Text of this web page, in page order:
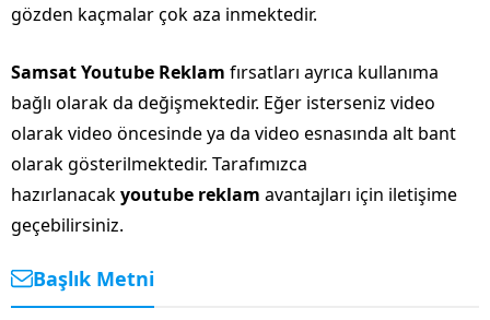
gözden kaçmalar çok aza inmektedir.
Samsat Youtube Reklam fırsatları ayrıca kullanıma
bağlı olarak da değişmektedir. Eğer isterseniz video
olarak video öncesinde ya da video esnasında alt bant
olarak gösterilmektedir. Tarafımızca
hazırlanacakyoutube reklam avantajları için iletişime
geçebilirsiniz.
Başlık Metni